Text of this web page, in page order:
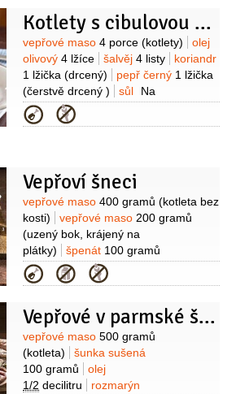
Kotlety s cibulovou marmeládou
Suroviny
vepřové maso 4 porce (kotlety)
olej
olivový 4 lžíce šalvěj 4 listy
koriandr
1 lžička (drcený) pepř černý 1 lžička
(čerstvě drcený )
sůl
Na
marmeládu:
500 gramů
voda0,8 decilitru
víno
1 špetka
Kategorie
Vepřoví šneci
Suroviny
vepřové maso 400 gramů (kotleta bez
kosti)
vepřové maso 200 gramů
(uzený bok, krájený na
plátky)
špenát 100 gramů
(listový)
olej2 lžíce
Kategorie
Vepřové v parmské šunce s rozmarýnem
Suroviny
vepřové maso 500 gramů
(kotleta)
šunka sušená
100 gramů
olej
1/2 decilitru
rozmarýn